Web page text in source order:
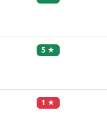
5 ★
1 ★